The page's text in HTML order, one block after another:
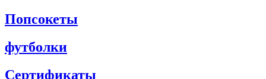
Попсокеты
футболки
Сертификаты